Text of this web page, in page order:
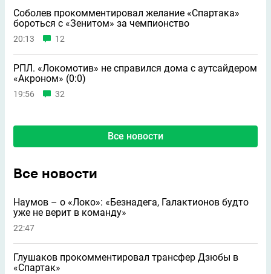
Соболев прокомментировал желание «Спартака»
бороться с «Зенитом» за чемпионство
20:13 12
РПЛ. «Локомотив» не справился дома с аутсайдером
«Акроном» (0:0)
19:56 32
Все новости
Все новости
Наумов – о «Локо»: «Безнадега, Галактионов будто
уже не верит в команду»
22:47
Глушаков прокомментировал трансфер Дзюбы в
«Спартак»